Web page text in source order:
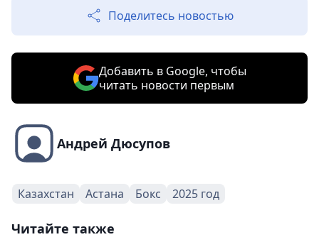
Поделитесь новостью
Добавить в Google, чтобы
читать новости первым
Андрей Дюсупов
Казахстан Астана Бокс 2025 год
Читайте также